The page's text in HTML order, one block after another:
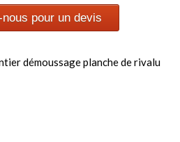
pour un devis
démoussage planche de rivalu